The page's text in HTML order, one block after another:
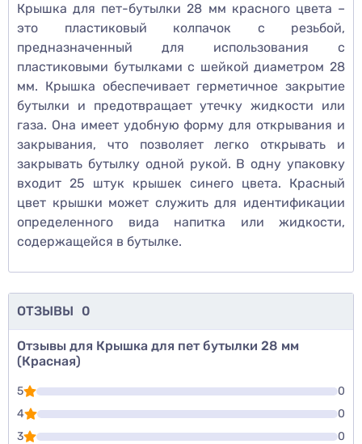
Крышка для пет-бутылки 28 мм красного цвета –
это пластиковый колпачок с резьбой,
предназначенный для использования с
пластиковыми бутылками с шейкой диаметром 28
мм. Крышка обеспечивает герметичное закрытие
бутылки и предотвращает утечку жидкости или
газа. Она имеет удобную форму для открывания и
закрывания, что позволяет легко открывать и
закрывать бутылку одной рукой. В одну упаковку
входит 25 штук крышек синего цвета. Красный
цвет крышки может служить для идентификации
определенного вида напитка или жидкости,
содержащейся в бутылке.
ОТЗЫВЫ 0
Отзывы для Крышка для пет бутылки 28 мм
(Красная)
5
0
4
0
3
0